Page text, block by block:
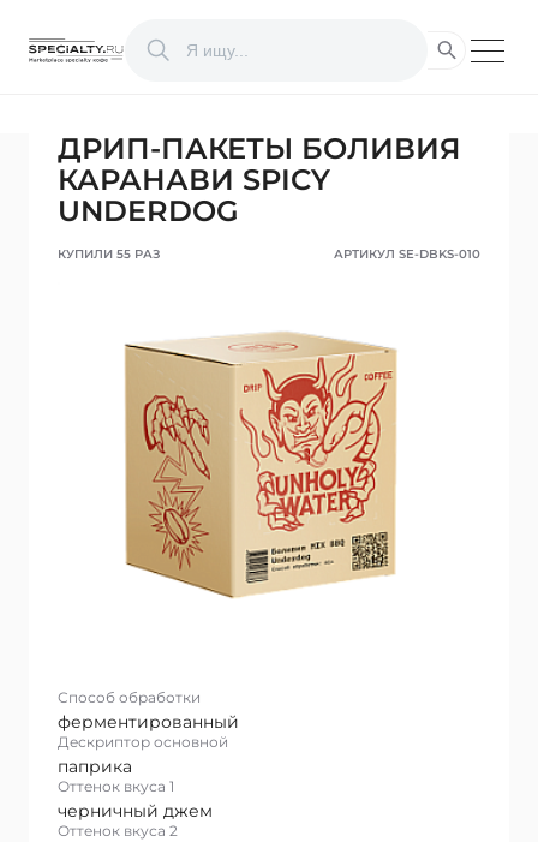
ДРИП-ПАКЕТЫ БОЛИВИЯ
КАРАНАВИ SPICY
UNDERDOG
КУПИЛИ 55 РАЗ АРТИКУЛ SE-DBKS-010
Способ обработки
ферментированный
Дескриптор основной
паприка
Оттенок вкуса 1
черничный джем
Оттенок вкуса 2